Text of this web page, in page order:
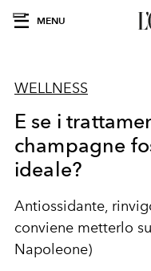
MENU
WELLNESS
E se i
champagne
ideale?
Antiossidante,
conviene metterlo
Napoleone)